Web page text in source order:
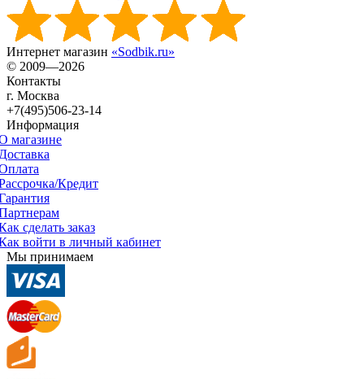
Интернет магазин «Sodbik.ru»
© 2009—2026
Контакты
г. Москва
+7(495)506-23-14
Информация
магазине
Кредит
сделать заказ
войти в личный кабинет
Мы принимаем